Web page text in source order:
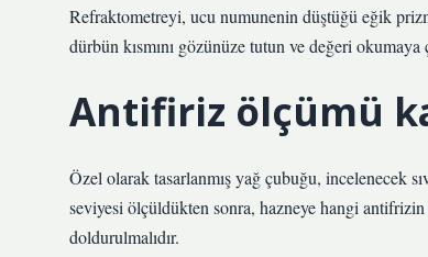
Refraktometreyi, ucu numunenin düştüğü eğik
dürbün kısmını gözünüze tutun ve değeri okumaya
Antifiriz ölçümü
Özel olarak tasarlanmış yağ çubuğu, incelenecek
seviyesi ölçüldükten sonra, hazneye hangi
doldurulmalıdır.